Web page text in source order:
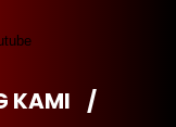
KAMI